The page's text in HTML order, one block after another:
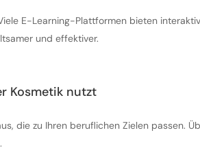
E-Learning-Plattformen bieten
und effektiver.
Kosmetik nutzt
die zu Ihren beruflichen Zielen passen.